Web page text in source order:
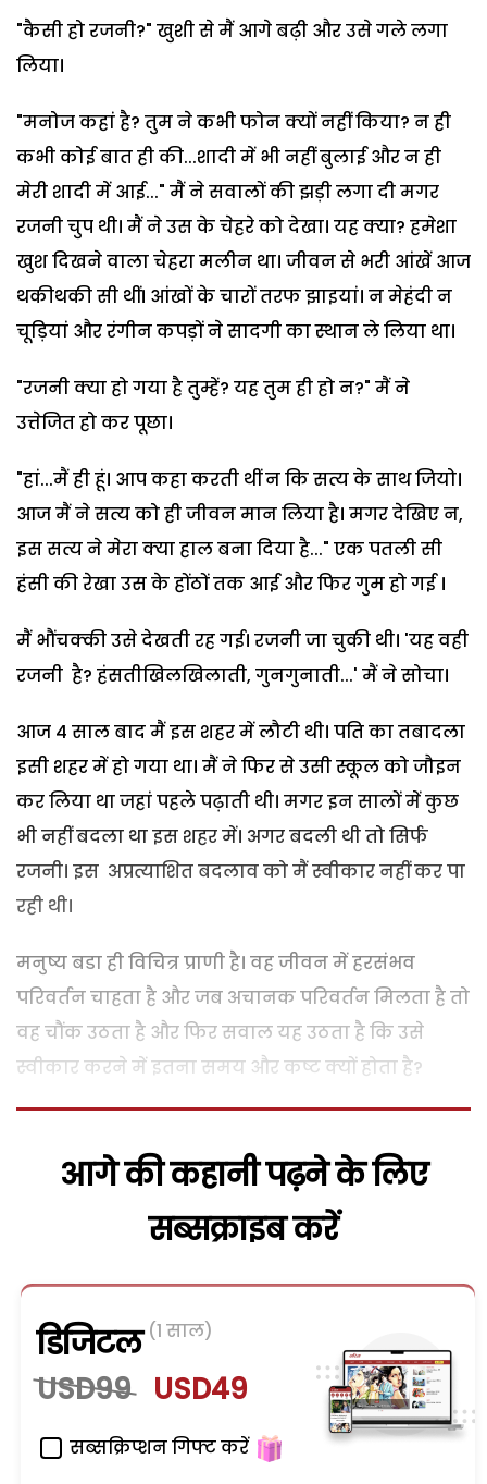
"कैसी हो रजनी?" खुशी से मैं आगे बढ़ी और उसे गले लगा
लिया।
"मनोज कहां है? तुम ने कभी फोन क्यों नहीं किया? न ही
कभी कोई बात ही की...शादी में भी नहीं बुलाई और न ही
मेरी शादी में आई..." मैं ने सवालों की झड़ी लगा दी मगर
रजनी चुप थी। मैं ने उस के चेहरे को देखा। यह क्या? हमेशा
खुश दिखने वाला चेहरा मलीन था। जीवन से भरी आंखें आज
थकीथकी सी थीं। आंखों के चारों तरफ झाइयां। न मेहंदी न
चूड़ियां और रंगीन कपड़ों ने सादगी का स्थान ले लिया था।
"रजनी क्या हो गया है तुम्हें? यह तुम ही हो न?" मैं ने
उत्तेजित हो कर पूछा।
"हां...मैं ही हूं। आप कहा करती थीं न कि सत्य के साथ जियो।
आज मैं ने सत्य को ही जीवन मान लिया है। मगर देखिए न,
इस सत्य ने मेरा क्या हाल बना दिया है..." एक पतली सी
हंसी की रेखा उस के होंठों तक आई और फिर गुम हो गई ।
मैं भौंचक्की उसे देखती रह गई। रजनी जा चुकी थी। 'यह वही
रजनी है? हंसतीखिलखिलाती, गुनगुनाती...' मैं ने सोचा।
आज 4 साल बाद मैं इस शहर में लौटी थी। पति का तबादला
इसी शहर में हो गया था। मैं ने फिर से उसी स्कूल को जौइन
कर लिया था जहां पहले पढ़ाती थी। मगर इन सालों में कुछ
भी नहीं बदला था इस शहर में। अगर बदली थी तो सिर्फ
रजनी। इस अप्रत्याशित बदलाव को मैं स्वीकार नहीं कर पा
रही थी।
मनुष्य बडा ही विचित्र प्राणी है। वह जीवन में हरसंभव
परिवर्तन चाहता है और जब अचानक परिवर्तन मिलता है तो
वह चौंक उठता है और फिर सवाल यह उठता है कि उसे
स्वीकार करने में इतना समय और कष्ट क्यों होता है?
आगे की कहानी पढ़ने के लिए
सब्सक्राइब करें
डिजिटल (1 साल)
USD99 USD49
सब्सक्रिप्शन गिफ्ट करें